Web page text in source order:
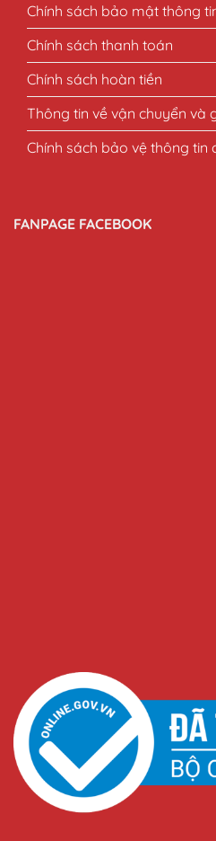
Chính sách bảo mật thông
Chính sách thanh toán
Chính sách hoàn tiền
Thông tin về vận chuyển và
Chính sách bảo vệ thông tin
FANPAGE FACEBOOK